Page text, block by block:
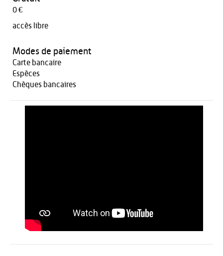
0 €
accès libre
Modes de paiement
Carte bancaire
Espèces
Chèques bancaires